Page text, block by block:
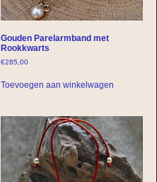
Gouden Parelarmband met
Rookkwarts
€285,00
Toevoegen aan winkelwagen